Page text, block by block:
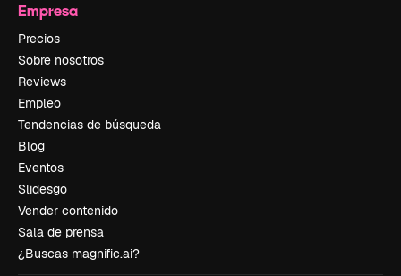
Empresa
Precios
Sobre nosotros
Reviews
Empleo
Tendencias de búsqueda
Blog
Eventos
Slidesgo
Vender contenido
Sala de prensa
¿Buscas magnific.ai?